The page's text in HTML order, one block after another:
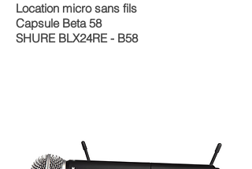
Location micro sans fils
Capsule Beta 58
SHURE BLX24RE - B58